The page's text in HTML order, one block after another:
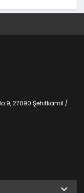
27090 Şehitkamil /